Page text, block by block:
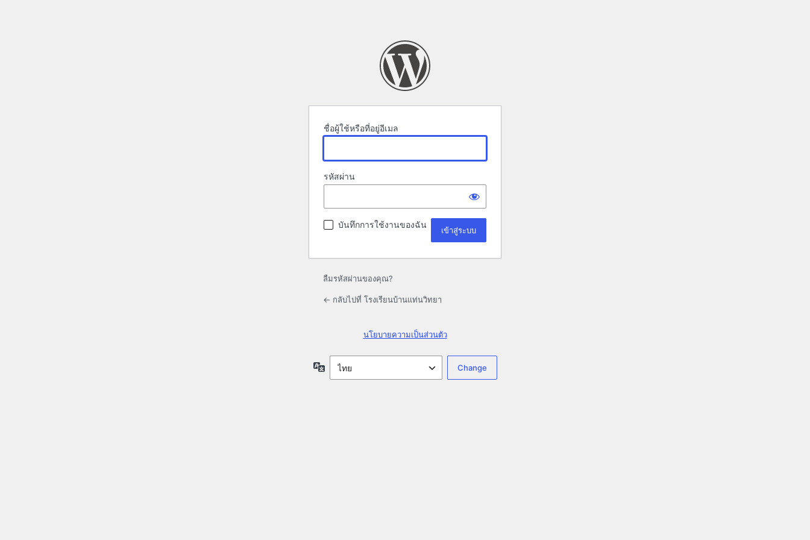
ชื่อผู้ใช้หรือที่อยู่อีเมล
รหัสผ่าน
บันทึกการใช้งานของฉัน
ลืมรหัสผ่านของคุณ?
← กลับไปที่ โรงเรียนบ้านแท่นวิทยา
นโยบายความเป็นส่วนตัว
ภาษา